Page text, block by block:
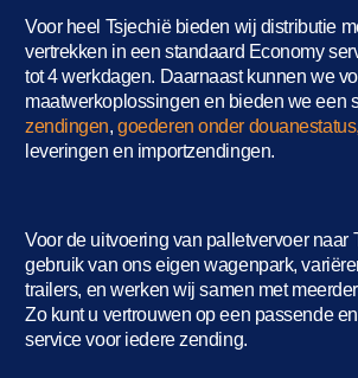
Voor heel Tsjechië bieden wij distributie
vertrekken in een standaard Economy
tot 4 werkdagen. Daarnaast kunnen we
maatwerkoplossingen en bieden we een
zendingen,goederen onder douanestatus,
leveringen en importzendingen.
Voor de uitvoering van palletvervoer naar
gebruik van ons eigen wagenpark,
trailers, en werken wij samen met
Zo kunt u vertrouwen op een passende
service voor iedere zending.